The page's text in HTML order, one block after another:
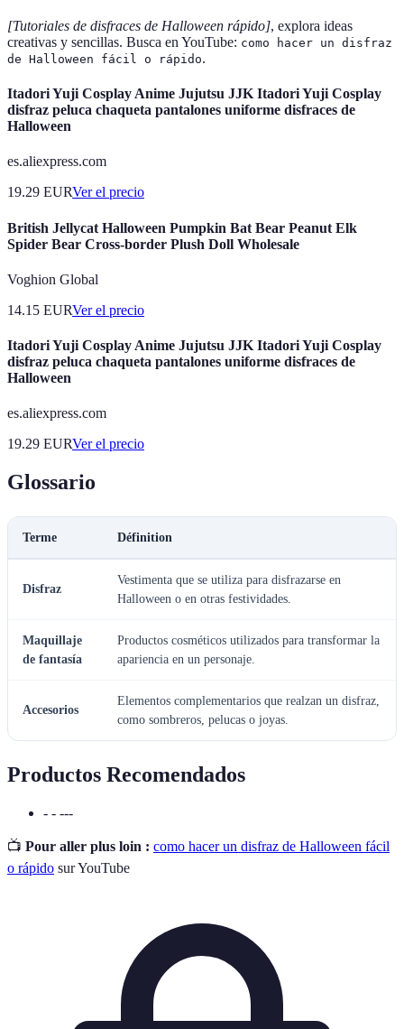
[Tutoriales de disfraces de Halloween rápido], explora ideas
creativas y sencillas. Busca en YouTube: como hacer un disfraz
de Halloween fácil o rápido.
Itadori Yuji Cosplay Anime Jujutsu JJK Itadori Yuji Cosplay
disfraz peluca chaqueta pantalones uniforme disfraces de
Halloween
es.aliexpress.com
19.29 EURVer el precio
British Jellycat Halloween Pumpkin Bat Bear Peanut Elk
Spider Bear Cross-border Plush Doll Wholesale
Voghion Global
14.15 EURVer el precio
Itadori Yuji Cosplay Anime Jujutsu JJK Itadori Yuji Cosplay
disfraz peluca chaqueta pantalones uniforme disfraces de
Halloween
es.aliexpress.com
19.29 EURVer el precio
Glossario
Terme Définition
Disfraz
Vestimenta que se utiliza para disfrazarse en
Halloween o en otras festividades.
Maquillaje
de fantasía
Productos cosméticos utilizados para transformar la
apariencia en un personaje.
Accesorios
Elementos complementarios que realzan un disfraz,
como sombreros, pelucas o joyas.
Productos Recomendados
- - ---
📺 Pour aller plus loin : como hacer un disfraz de Halloween fácil
o rápido sur YouTube